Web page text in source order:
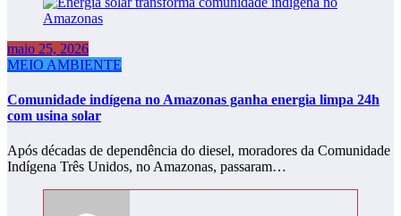
maio 25, 2026
MEIO AMBIENTE
Comunidade indígena no Amazonas ganha energia limpa 24h
com usina solar
Após décadas de dependência do diesel, moradores da Comunidade
Indígena Três Unidos, no Amazonas, passaram…